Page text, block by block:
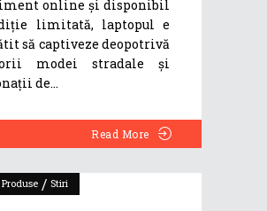
online și disponibil
limitată, laptopul e
să captiveze deopotrivă
modei stradale și
de
Read More
Produse / Stiri